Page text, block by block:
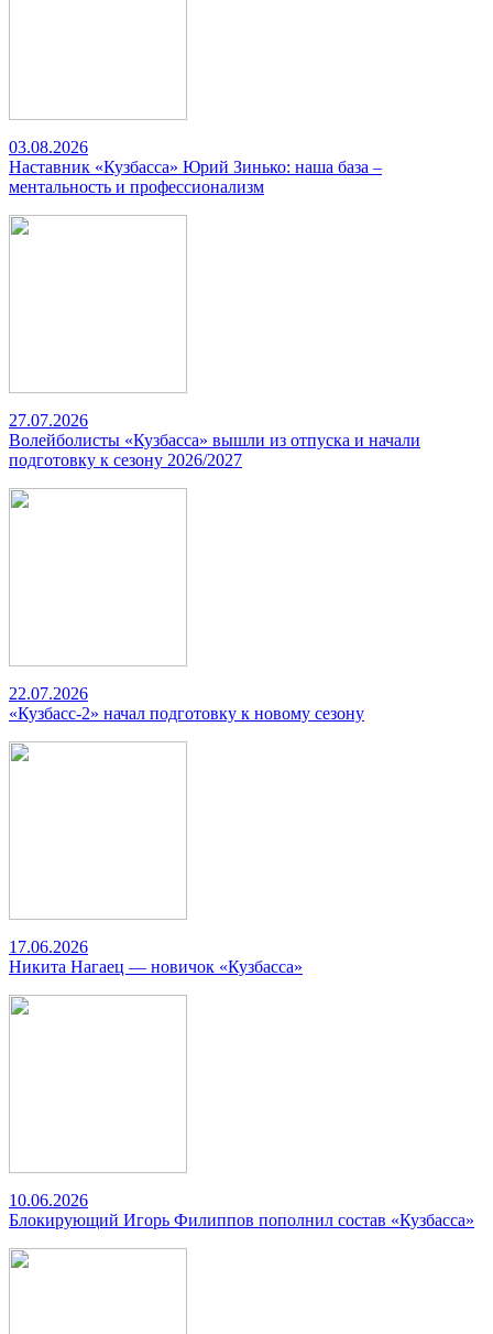
03.08.2026
Наставник «Кузбасса» Юрий Зинько: наша база –
ментальность и профессионализм
27.07.2026
Волейболисты «Кузбасса» вышли из отпуска и начали
подготовку к сезону 2026/2027
22.07.2026
«Кузбасс-2» начал подготовку к новому сезону
17.06.2026
Никита Нагаец — новичок «Кузбасса»
10.06.2026
Блокирующий Игорь Филиппов пополнил состав «Кузбасса»